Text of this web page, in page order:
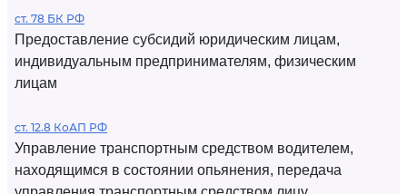
ст. 78 БК РФ
Предоставление субсидий юридическим лицам,
индивидуальным предпринимателям, физическим
лицам
ст. 12.8 КоАП РФ
Управление транспортным средством водителем,
находящимся в состоянии опьянения, передача